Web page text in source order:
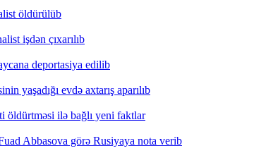
öldürülüb
işdən çıxarılıb
deportasiya edilib
yaşadığı evdə axtarış aparılıb
öldürtməsi ilə bağlı yeni faktlar
Abbasova görə Rusiyaya nota verib